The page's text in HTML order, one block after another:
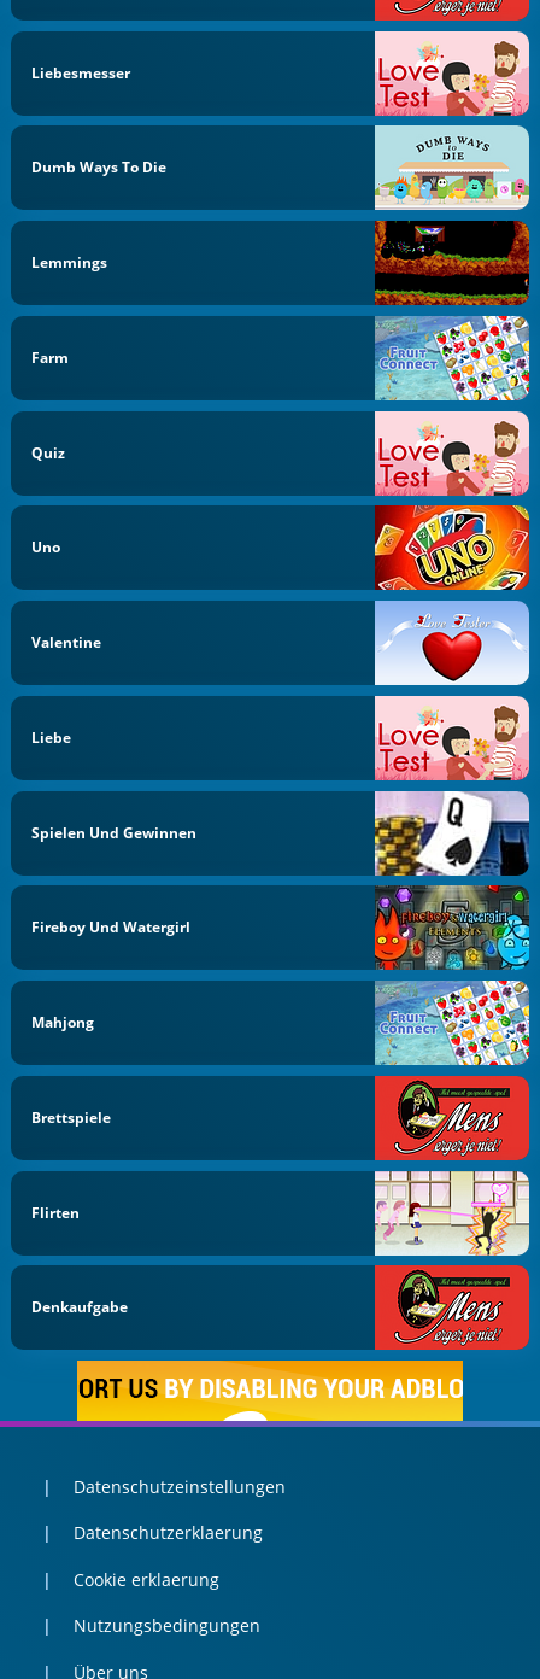
Liebesmesser
Dumb Ways To Die
Lemmings
Farm
Quiz
Uno
Valentine
Liebe
Spielen Und Gewinnen
Fireboy Und Watergirl
Mahjong
Brettspiele
Flirten
Denkaufgabe
Datenschutzeinstellungen
Datenschutzerklaerung
Cookie erklaerung
Nutzungsbedingungen
Über uns